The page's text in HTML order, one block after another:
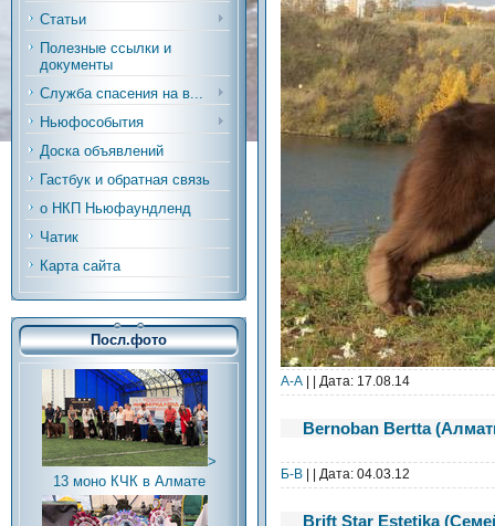
Статьи
Полезные ссылки и
документы
Служба спасения на в...
Ньюфособытия
Доска объявлений
Гастбук и обратная связь
о НКП Ньюфаундленд
Чатик
Карта сайта
Посл.фото
>
13 моно КЧК в Алмате
А-А | | Дата: 17.08.14
Bernoban Bertta
Б-В | | Дата: 04.03.12
Brift Star Estetika